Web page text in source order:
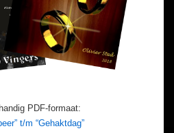
PDF-formaat:
t/m “Gehaktdag”